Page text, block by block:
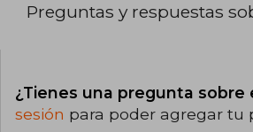
Preguntas y respuestas
¿Tienes una pregunta sobre
sesión para poder agregar tu